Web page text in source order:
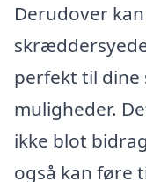
Derudover
perfekt til dine
muligheder.
ikke blot
også kan føre